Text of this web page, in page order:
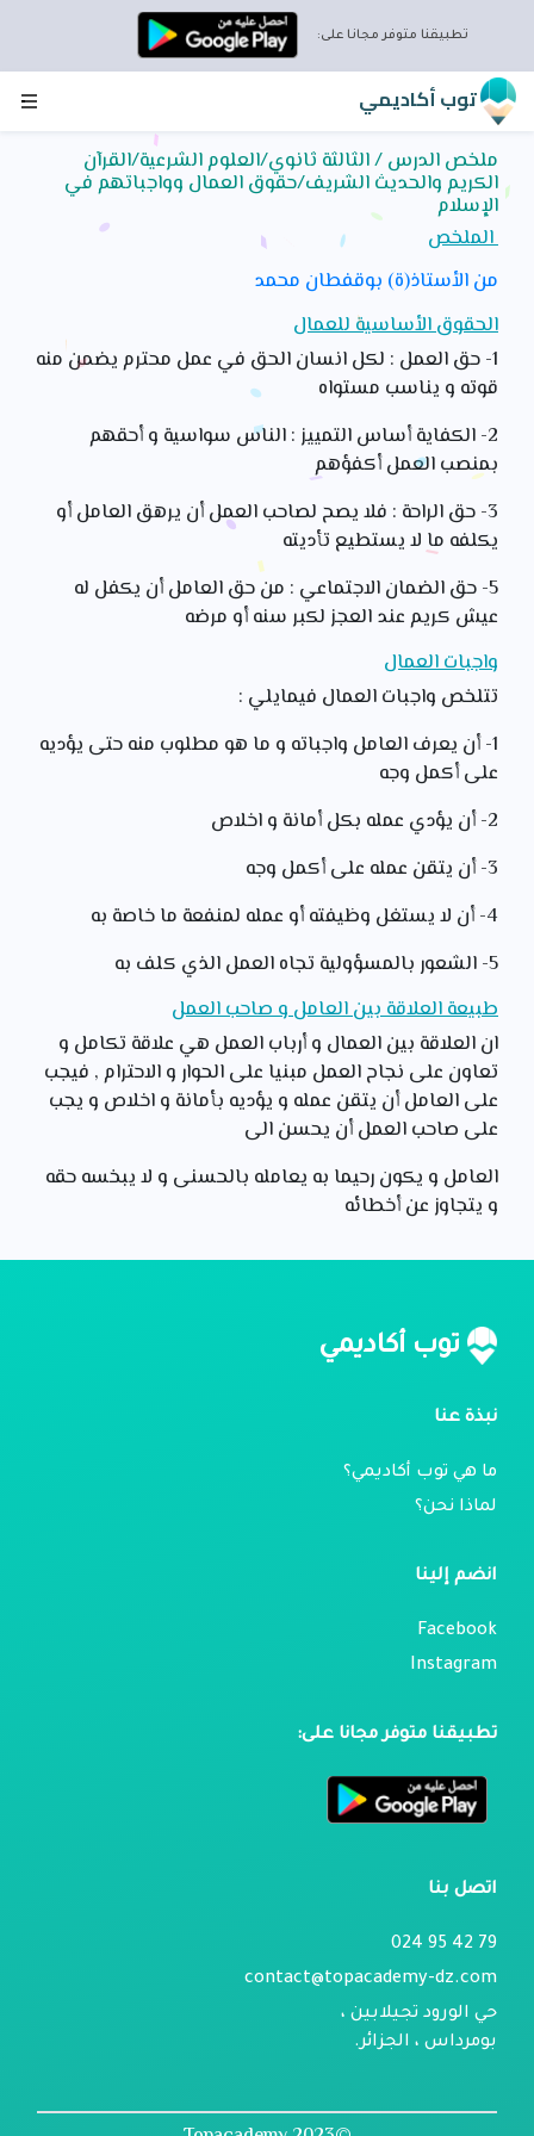
تطبيقنا متوفر مجانا على:
توب أكاديمي
ملخص الدرس / الثالثة ثانوي/العلوم الشرعية/القرآن
الكريم والحديث الشريف/حقوق العمال وواجباتهم في
الإسلام
الملخص
من الأستاذ(ة) بوقفطان محمد
الحقوق الأساسية للعمال
1- حق العمل : لكل انسان الحق في عمل محترم يضمن منه
قوته و يناسب مستواه
2- الكفاية أساس التمييز : الناس سواسية و أحقهم
بمنصب العمل أكفؤهم
3- حق الراحة : فلا يصح لصاحب العمل أن يرهق العامل أو
يكلفه ما لا يستطيع تأديته
5- حق الضمان الاجتماعي : من حق العامل أن يكفل له
عيش كريم عند العجز لكبر سنه أو مرضه
واجبات العمال
تتلخص واجبات العمال فيمايلي :
1- أن يعرف العامل واجباته و ما هو مطلوب منه حتى يؤديه
على أكمل وجه
2- أن يؤدي عمله بكل أمانة و اخلاص
3- أن يتقن عمله على أكمل وجه
4- أن لا يستغل وظيفته أو عمله لمنفعة ما خاصة به
5- الشعور بالمسؤولية تجاه العمل الذي كلف به
طبيعة العلاقة بين العامل و صاحب العمل
ان العلاقة بين العمال و أرباب العمل هي علاقة تكامل و
تعاون على نجاح العمل مبنيا على الحوار و الاحترام , فيجب
على العامل أن يتقن عمله و يؤديه بأمانة و اخلاص و يجب
على صاحب العمل أن يحسن الى
العامل و يكون رحيما به يعامله بالحسنى و لا يبخسه حقه
و يتجاوز عن أخطائه
توب أكاديمي
نبذة عنا
ما هي توب أكاديمي؟
لماذا نحن؟
انضم إلينا
Facebook
Instagram
تطبيقنا متوفر مجانا على:
اتصل بنا
79 42 95 024
contact@topacademy-dz.com
حي الورود تجيلابين ،
بومرداس ، الجزائر.